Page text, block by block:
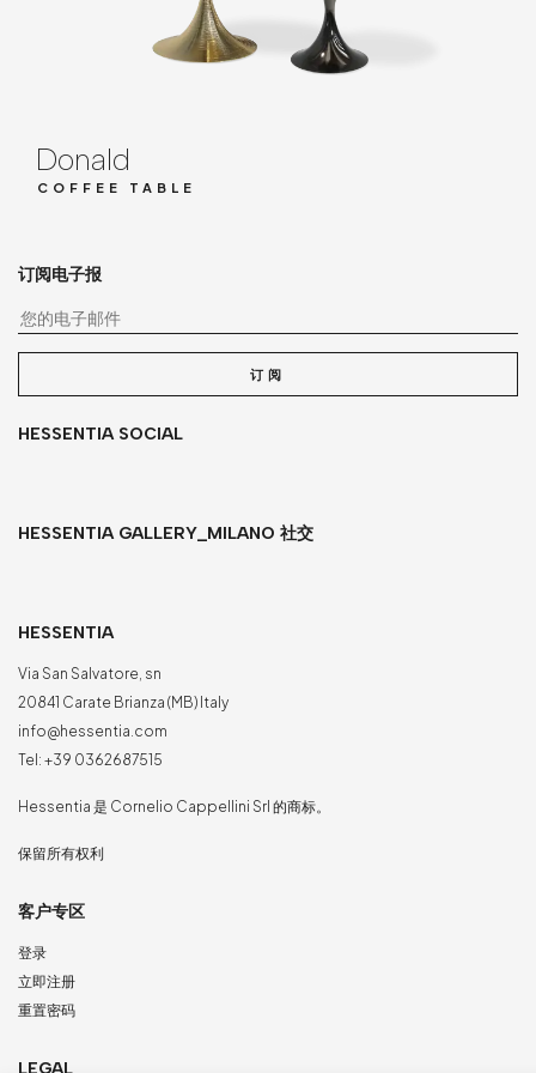
Donald
COFFEE TABLE
订阅电子报
订阅
HESSENTIA SOCIAL
HESSENTIA GALLERY_MILANO 社交
HESSENTIA
Via San Salvatore, sn
20841 Carate Brianza (MB) Italy
info@hessentia.com
Tel: +39 0362687515
Hessentia 是 Cornelio Cappellini Srl 的商标。
保留所有权利
客户专区
登录
立即注册
重置密码
LEGAL